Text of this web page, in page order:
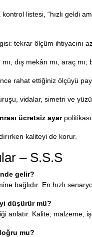
kontrol listesi, “hızlı geldi
tekrar ölçüm ihtiyacını
dış mekân mı, araç
rahat ettiğiniz ölçüyü
vidalar, simetri ve
ücretsiz ayar
kaliteyi de korur.
– S.S.S
gelir?
bağlıdır. En hızlı
düşürür mü?
anlatır. Kalite; malzeme,
mu?